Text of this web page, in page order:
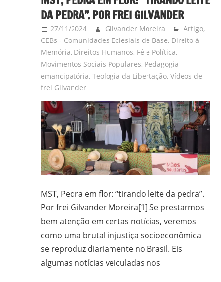
pastoral
militância
carmelita;
bacharel
licenciado
Filosofia
bacharel
Teologia
ITESP/SP;
DA PEDRA”. POR FREI GILVANDER
27/11/2024 Gilvander Moreira Artigo,
CEBs - Comunidades Eclesiais de Base, Direito à
Memória, Direitos Humanos, Fé e Política,
Movimentos Sociais Populares, Pedagogia
emancipatória, Teologia da Libertação, Vídeos de
frei Gilvander
MST, Pedra em flor: “tirando leite da pedra”.
Por frei Gilvander Moreira[1] Se prestarmos
bem atenção em certas notícias, veremos
como uma brutal injustiça socioeconômica
se reproduz diariamente no Brasil. Eis
algumas notícias veiculadas nos